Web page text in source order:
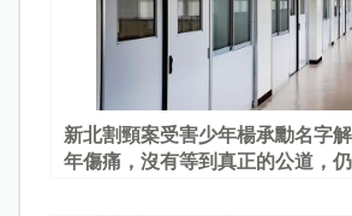
新北割頸案受害少年楊承勳名字
年傷痛，沒有等到真正的公道，